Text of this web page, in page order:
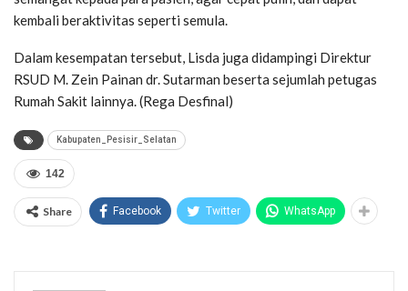
kembali beraktivitas seperti semula.
Dalam kesempatan tersebut, Lisda juga didampingi Direktur
RSUD M. Zein Painan dr. Sutarman beserta sejumlah petugas
Rumah Sakit lainnya. (Rega Desfinal)
Kabupaten_Pesisir_Selatan
142
Share Facebook Twitter WhatsApp